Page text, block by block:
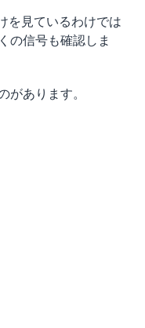
を見ているわけでは
の信号も確認しま
があります。